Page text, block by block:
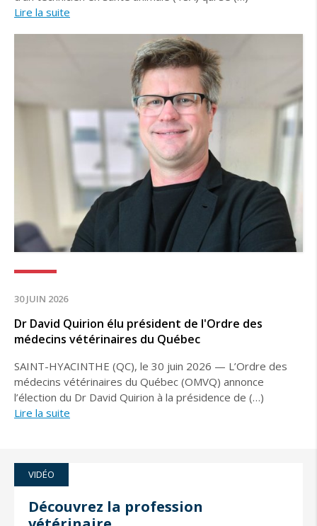
Lire la suite
30 JUIN 2026
Dr David Quirion élu président de l'Ordre des
médecins vétérinaires du Québec
SAINT-HYACINTHE (QC), le 30 juin 2026 — L’Ordre des
médecins vétérinaires du Québec (OMVQ) annonce
l’élection du Dr David Quirion à la présidence de (…)
Lire la suite
VIDÉO
Découvrez la profession